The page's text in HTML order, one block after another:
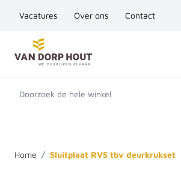
Vacatures Over ons Contact
Ga naar de inhoud
Doorzoek de hele winkel
Home / Sluitplaat RVS tbv deurkrukset